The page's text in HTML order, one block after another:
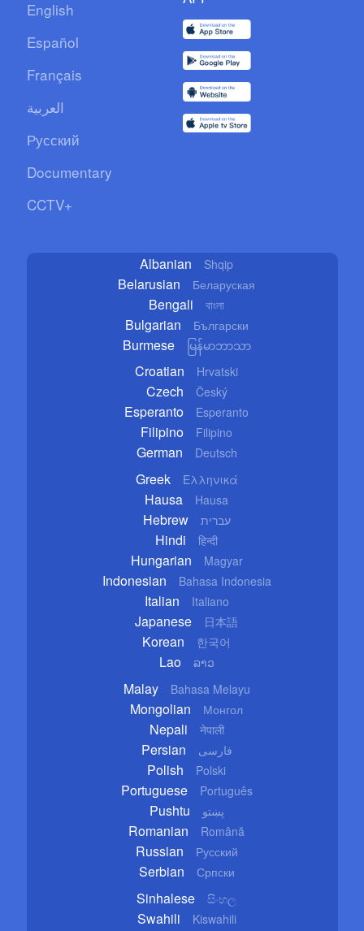
English
Español
Français
العربية
Русский
Documentary
CCTV+
Albanian Shqip
Belarusian Беларуская
Bengali বাংলা
Bulgarian Български
Burmese မြန်မာဘာသာ
Croatian Hrvatski
Czech Český
Esperanto Esperanto
Filipino Filipino
German Deutsch
Greek Ελληνικά
Hausa Hausa
Hebrew עברית
Hindi हिन्दी
Hungarian Magyar
Indonesian Bahasa Indonesia
Italian Italiano
Japanese 日本語
Korean 한국어
Lao ລາວ
Malay Bahasa Melayu
Mongolian Монгол
Nepali नेपाली
Persian فارسی
Polish Polski
Portuguese Português
Pushtu پښتو
Romanian Română
Russian Русский
Serbian Српски
Sinhalese සිංහල
Swahili Kiswahili